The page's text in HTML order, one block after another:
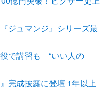
ジュマンジ』シリーズ最
で講習も “いい人の
完成披露に登壇 1年以上